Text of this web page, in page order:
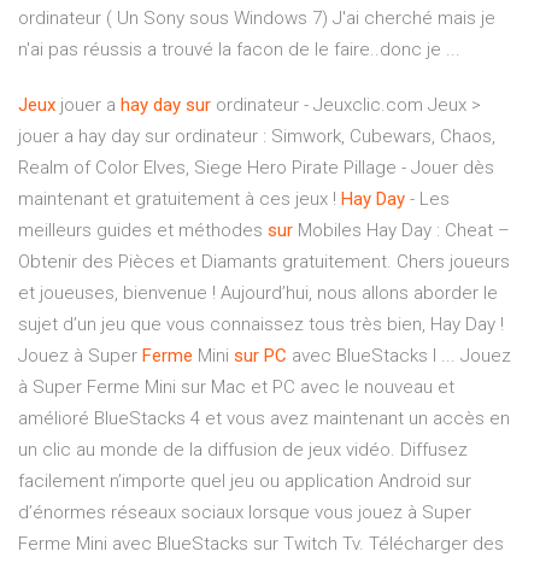
ordinateur ( Un Sony sous Windows 7) J'ai cherché mais je
n'ai pas réussis a trouvé la facon de le faire..donc je ...
Jeux jouer a hay day sur ordinateur - Jeuxclic.com Jeux >
jouer a hay day sur ordinateur : Simwork, Cubewars, Chaos,
Realm of Color Elves, Siege Hero Pirate Pillage - Jouer dès
maintenant et gratuitement à ces jeux ! Hay Day - Les
meilleurs guides et méthodes sur Mobiles Hay Day : Cheat –
Obtenir des Pièces et Diamants gratuitement. Chers joueurs
et joueuses, bienvenue ! Aujourd’hui, nous allons aborder le
sujet d’un jeu que vous connaissez tous très bien, Hay Day !
Jouez à Super Ferme Mini sur PC avec BlueStacks l ... Jouez
à Super Ferme Mini sur Mac et PC avec le nouveau et
amélioré BlueStacks 4 et vous avez maintenant un accès en
un clic au monde de la diffusion de jeux vidéo. Diffusez
facilement n’importe quel jeu ou application Android sur
d’énormes réseaux sociaux lorsque vous jouez à Super
Ferme Mini avec BlueStacks sur Twitch Tv. Télécharger des